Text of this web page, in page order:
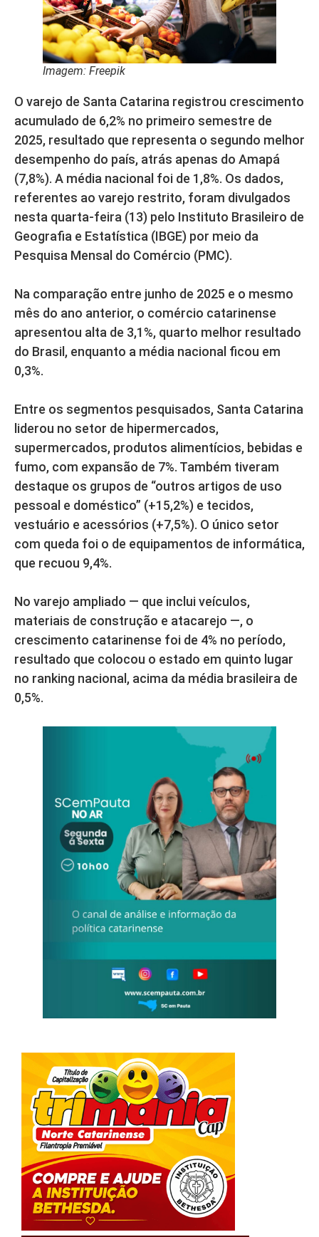
Imagem: Freepik
O varejo de Santa Catarina registrou crescimento
acumulado de 6,2% no primeiro semestre de
2025, resultado que representa o segundo melhor
desempenho do país, atrás apenas do Amapá
(7,8%). A média nacional foi de 1,8%. Os dados,
referentes ao varejo restrito, foram divulgados
nesta quarta-feira (13) pelo Instituto Brasileiro de
Geografia e Estatística (IBGE) por meio da
Pesquisa Mensal do Comércio (PMC).
Na comparação entre junho de 2025 e o mesmo
mês do ano anterior, o comércio catarinense
apresentou alta de 3,1%, quarto melhor resultado
do Brasil, enquanto a média nacional ficou em
0,3%.
Entre os segmentos pesquisados, Santa Catarina
liderou no setor de hipermercados,
supermercados, produtos alimentícios, bebidas e
fumo, com expansão de 7%. Também tiveram
destaque os grupos de “outros artigos de uso
pessoal e doméstico” (+15,2%) e tecidos,
vestuário e acessórios (+7,5%). O único setor
com queda foi o de equipamentos de informática,
que recuou 9,4%.
No varejo ampliado — que inclui veículos,
materiais de construção e atacarejo —, o
crescimento catarinense foi de 4% no período,
resultado que colocou o estado em quinto lugar
no ranking nacional, acima da média brasileira de
0,5%.